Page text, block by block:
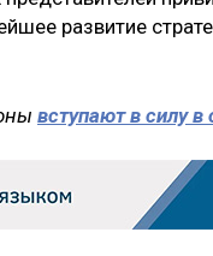
развитие
вступают в силу в